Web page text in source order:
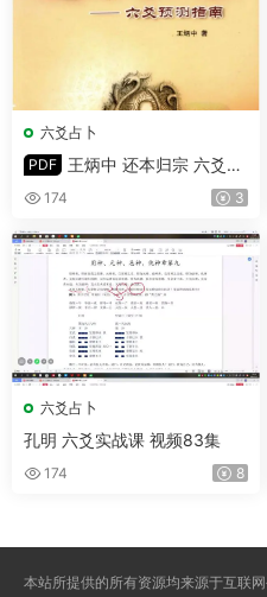
六爻占卜
PDF 王炳中 还本归宗 六爻预
测指南 PDF 544页
174 3
六爻占卜
孔明 六爻实战课 视频83集
174 8
本站所提供的所有资源均来源于互联